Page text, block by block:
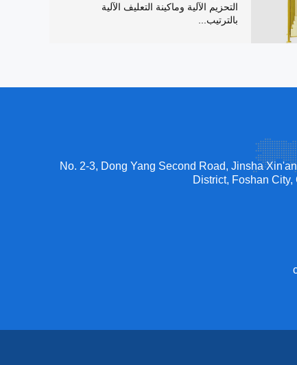
التحزيم الآلية وماكينة التعليف الآلية
بالترتيب...
No. 2-3, Dong Yang Second Road, Jinsha
District, Foshan